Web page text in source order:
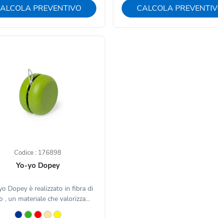
PREVENTIVO CALCOLA
Codice : 176898
Yo-yo Dopey
Dopey è realizzato in fibra di
, un materiale che valorizza...